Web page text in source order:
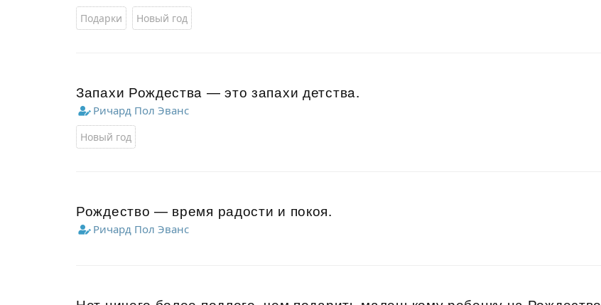
Подарки Новый год
Запахи Рождествa — это запахи детствa.
Ричард Пол Эванс
Новый год
Рождество — время радости и покоя.
Ричард Пол Эванс